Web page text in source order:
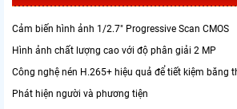
Cảm biến hình ảnh 1/2.7" Progressive Scan CMOS
Hình ảnh chất lượng cao với độ phân giải 2 MP
Công nghệ nén H.265+ hiệu quả để tiết kiệm băng
Phát hiện người và phương tiện